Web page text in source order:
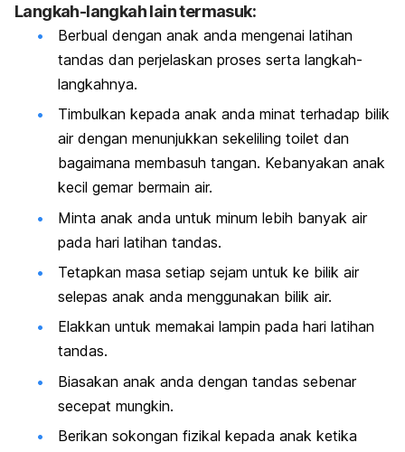
Langkah-langkah lain termasuk:
Berbual dengan anak anda mengenai latihan
tandas dan perjelaskan proses serta langkah-
langkahnya.
Timbulkan kepada anak anda minat terhadap bilik
air dengan menunjukkan sekeliling toilet dan
bagaimana membasuh tangan. Kebanyakan anak
kecil gemar bermain air.
Minta anak anda untuk minum lebih banyak air
pada hari latihan tandas.
Tetapkan masa setiap sejam untuk ke bilik air
selepas anak anda menggunakan bilik air.
Elakkan untuk memakai lampin pada hari latihan
tandas.
Biasakan anak anda dengan tandas sebenar
secepat mungkin.
Berikan sokongan fizikal kepada anak ketika